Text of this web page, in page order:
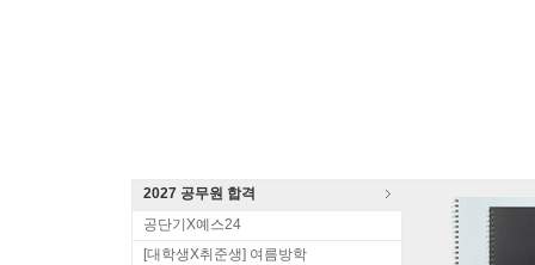
2027 공무원 합격
공단기X예스24
[대학생X취준생] 여름방학